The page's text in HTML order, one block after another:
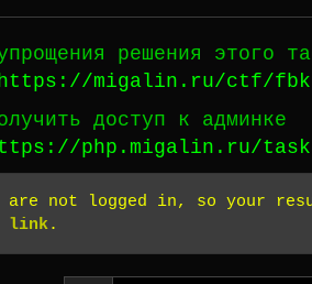
решения этого
migalin.ru/ctf/
доступ к админке
php.migalin.ru/
are not logged in, so your
link.